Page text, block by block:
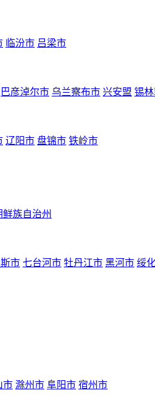
临汾市 吕梁市
巴彦淖尔市 乌兰察布市 兴安盟 锡
辽阳市 盘锦市 铁岭市
鲜族自治州
市 七台河市 牡丹江市 黑河市 绥
市 滁州市 阜阳市 宿州市